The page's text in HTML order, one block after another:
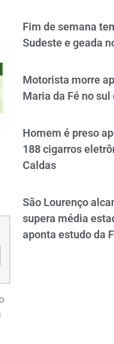
Fim de semana
Sudeste e geada
Motorista morre
Maria da Fé no
Homem é preso
188 cigarros
Caldas
São Lourenço
supera média
aponta estudo da